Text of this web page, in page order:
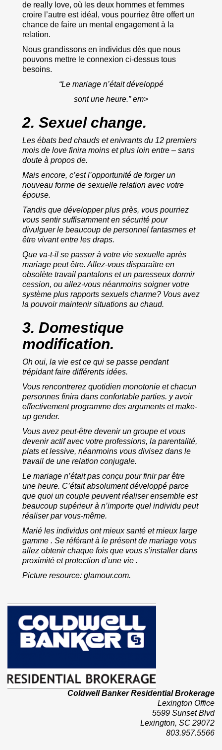
de really love, où les deux hommes et femmes
croire l’autre est idéal, vous pourriez être offert un
chance de faire un mental engagement à la
relation.
Nous grandissons en individus dès que nous
pouvons mettre le connexion ci-dessus tous
besoins.
“Le mariage n’était développé
sont une heure.” em>
2. Sexuel change.
Les ébats bed chauds et enivrants du 12 premiers
mois de love finira moins et plus loin entre – sans
doute à propos de.
Mais encore, c’est l’opportunité de forger un
nouveau forme de sexuelle relation avec votre
épouse.
Tandis que développer plus près, vous pourriez
vous sentir suffisamment en sécurité pour
divulguer le beaucoup de personnel fantasmes et
être vivant entre les draps.
Que va-t-il se passer à votre vie sexuelle après
mariage peut être. Allez-vous disparaître en
obsolète travail pantalons et un paresseux dormir
cession, ou allez-vous néanmoins soigner votre
système plus rapports sexuels charme? Vous avez
la pouvoir maintenir situations au chaud.
3. Domestique
modification.
Oh oui, la vie est ce qui se passe pendant
trépidant faire différents idées.
Vous rencontrerez quotidien monotonie et chacun
personnes finira dans confortable parties. y avoir
effectivement programme des arguments et make-
up gender.
Vous avez peut-être devenir un groupe et vous
devenir actif avec votre professions, la parentalité,
plats et lessive, néanmoins vous divisez dans le
travail de une relation conjugale.
Le mariage n’était pas conçu pour finir par être
une heure. C’était absolument développé parce
que quoi un couple peuvent réaliser ensemble est
beaucoup supérieur à n’importe quel individu peut
réaliser par vous-même.
Marié les individus ont mieux santé et mieux large
gamme . Se référant à le présent de mariage vous
allez obtenir chaque fois que vous s’installer dans
proximité et protection d’une vie .
Picture resource: glamour.com.
Coldwell Banker Residential Brokerage
Lexington Office
5599 Sunset Blvd
Lexington, SC 29072
803.957.5566